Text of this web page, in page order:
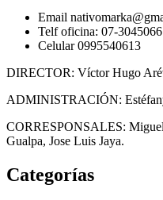
Email
Telf oficina: 07-3045066
Celular 0995540613
DIRECTOR: Víctor Hugo
ADMINISTRACIÓN:
CORRESPONSALES:
Gualpa, Jose Luis Jaya.
Categorías